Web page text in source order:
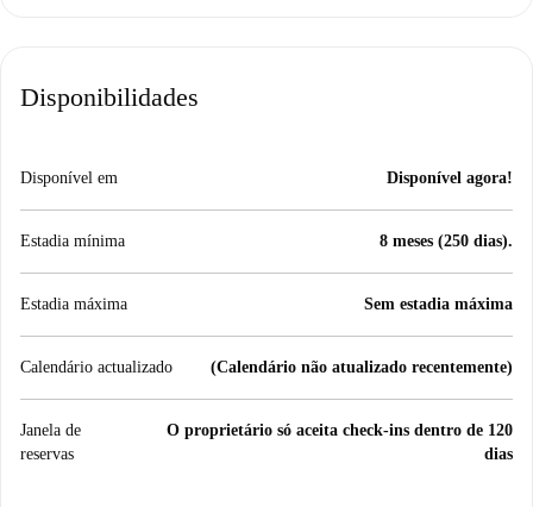
Disponibilidades
Disponível em Disponível agora!
Estadia mínima 8 meses (250 dias).
Estadia máxima Sem estadia máxima
Calendário actualizado (Calendário não atualizado recentemente)
Janela de
reservas
O proprietário só aceita check-ins dentro de 120
dias